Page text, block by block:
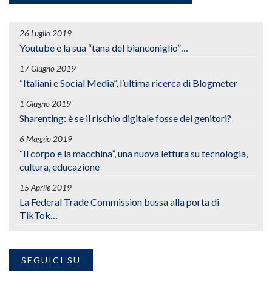
26 Luglio 2019
Youtube e la sua “tana del bianconiglio”…
17 Giugno 2019
“Italiani e Social Media”, l’ultima ricerca di Blogmeter
1 Giugno 2019
Sharenting: è se il rischio digitale fosse dei genitori?
6 Maggio 2019
“Il corpo e la macchina”, una nuova lettura su tecnologia,
cultura, educazione
15 Aprile 2019
La Federal Trade Commission bussa alla porta di
TikTok…
SEGUICI SU